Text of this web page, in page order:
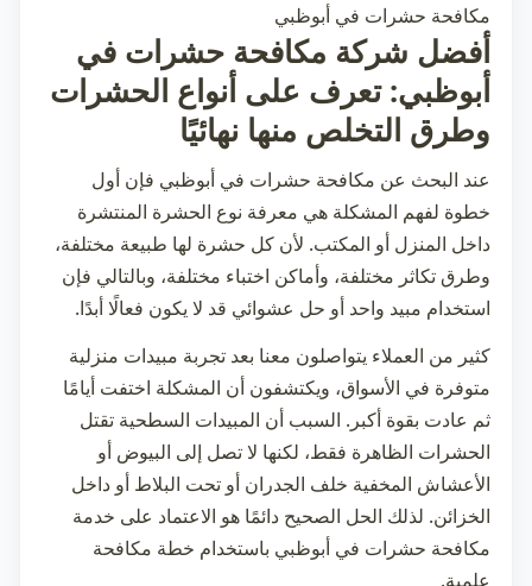
مكافحة حشرات في أبوظبي
أفضل شركة مكافحة حشرات في
أبوظبي: تعرف على أنواع الحشرات
وطرق التخلص منها نهائيًا
عند البحث عن مكافحة حشرات في أبوظبي فإن أول
خطوة لفهم المشكلة هي معرفة نوع الحشرة المنتشرة
داخل المنزل أو المكتب. لأن كل حشرة لها طبيعة مختلفة،
وطرق تكاثر مختلفة، وأماكن اختباء مختلفة، وبالتالي فإن
استخدام مبيد واحد أو حل عشوائي قد لا يكون فعالًا أبدًا.
كثير من العملاء يتواصلون معنا بعد تجربة مبيدات منزلية
متوفرة في الأسواق، ويكتشفون أن المشكلة اختفت أيامًا
ثم عادت بقوة أكبر. السبب أن المبيدات السطحية تقتل
الحشرات الظاهرة فقط، لكنها لا تصل إلى البيوض أو
الأعشاش المخفية خلف الجدران أو تحت البلاط أو داخل
الخزائن. لذلك الحل الصحيح دائمًا هو الاعتماد على خدمة
مكافحة حشرات في أبوظبي باستخدام خطة مكافحة
علمية.